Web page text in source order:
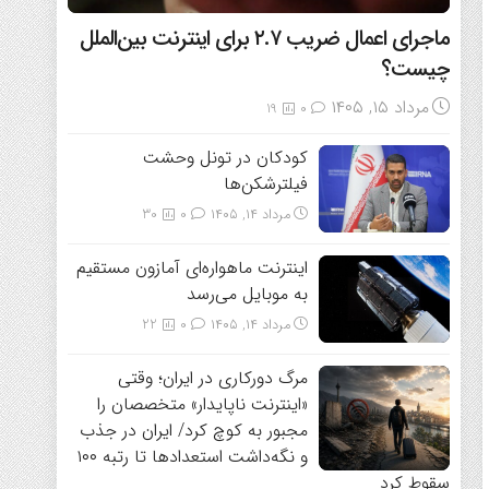
ماجرای اعمال ضریب ۲.۷ برای اینترنت بین‌الملل
چیست؟
مرداد ۱۵, ۱۴۰۵ 19
کودکان در تونل وحشت
فیلترشکن‌ها
مرداد ۱۴, ۱۴۰۵ 30
اینترنت ماهواره‌ای آمازون مستقیم
به موبایل می‌رسد
مرداد ۱۴, ۱۴۰۵ 22
مرگ دورکاری در ایران؛ وقتی
«اینترنت ناپایدار» متخصصان را
مجبور به کوچ کرد/ ایران در جذب
و نگه‌داشت استعدادها تا رتبه ۱۰۰
سقوط کرد